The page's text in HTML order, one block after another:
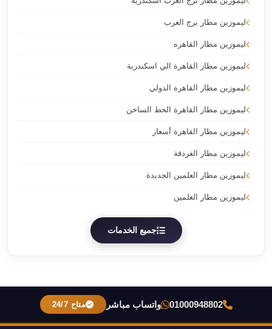
ليموزين مطار برج العرب
ليموزين مطار القاهره
ليموزين مطار القاهرة الي اسكندرية
ليموزين مطار القاهرة الدولي
ليموزين مطار القاهرة الخط الساخن
ليموزين مطار القاهرة أسعار
ليموزين مطار الغردقة
ليموزين مطار العلمين الجديدة
ليموزين مطار العلمين
جميع الخدمات
01000948802 واتساب مباشر متاح 24/7